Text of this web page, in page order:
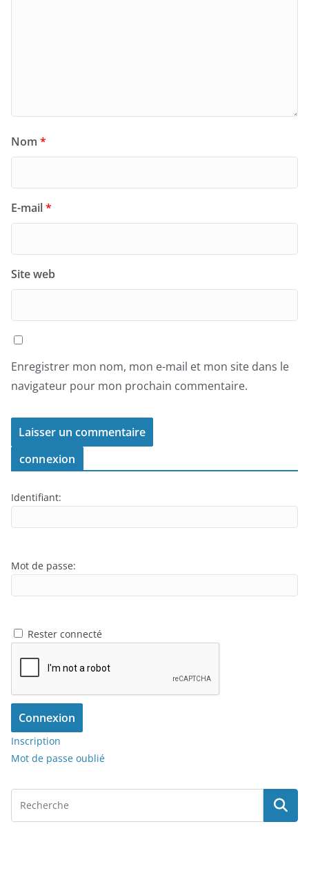
Nom *
E-mail*
Site web
Enregistrer mon nom, mon e-mail et mon site dans le
navigateur pour mon prochain commentaire.
connexion
Identifiant:
Mot de passe:
Rester connecté
Connexion
Inscription
Mot de passe oublié